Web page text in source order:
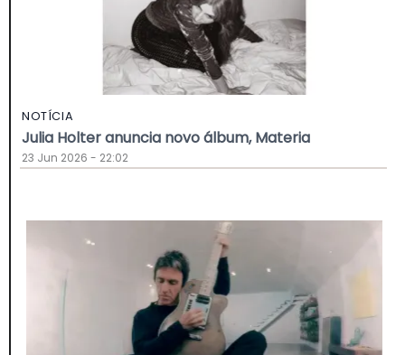
NOTÍCIA
Julia Holter anuncia novo álbum, Materia
23 Jun 2026 - 22:02